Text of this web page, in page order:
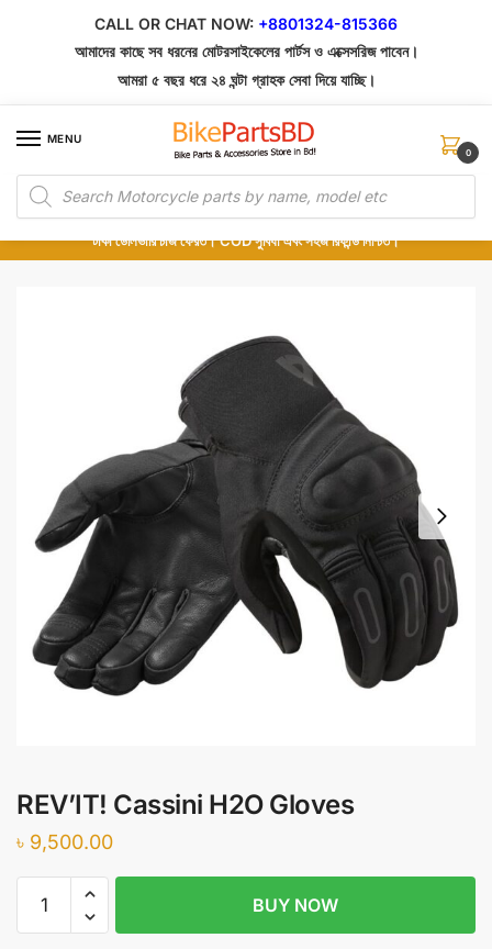
CALL OR CHAT NOW: +8801324-815366
আমাদের কাছে সব ধরনের মোটরসাইকেলের পার্টস ও এক্সেসরিজ পাবেন।
আমরা ৫ বছর ধরে ২৪ ঘন্টা গ্রাহক সেবা দিয়ে যাচ্ছি।
MENU
Products
search
0
১০০% অরিজিনাল পার্টস – শোরুম থেকে সরাসরি সংগ্রহ এবং শুধুমাত্র কুরিয়ার সার্ভিসে ডেলিভারি।
অর্ডার করার পর পার্টের ছবি দেখুন। পছন্দ হলে Cash on Delivery দিন, না হলে ৫ মিনিটে ১৯৯
টাকা ডেলিভারি চার্জ ফেরত। COD সুবিধা এবং সহজ রিফান্ড নিশ্চিত।
REV’IT! Cassini H2O Gloves
৳ 9,500.00
Cassini
BUY NOW